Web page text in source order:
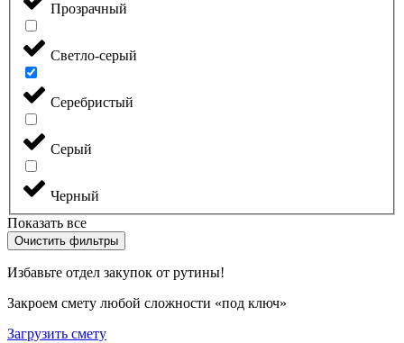
Прозрачный
Светло-серый
Серебристый
Серый
Черный
Показать все
Очистить фильтры
Избавьте отдел закупок от рутины!
Закроем смету любой сложности «под ключ»
Загрузить смету